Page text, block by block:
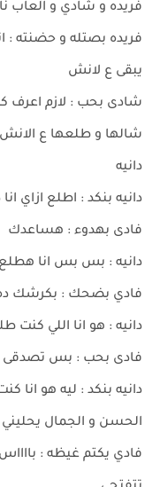
فريده و شادي و العاب
فريده بصتله و حضنته :
يبقى ع لانش
شادى بحب : لازم اعرف
شالها و طلعها ع الانش
دانيه
دانيه بنكد : اطلع ازاي
فادى بهدوء : هساعدك
دانيه : بس بس انا
فادي بضحك : بكرشك
دانيه : هو انا اللي كنت
فادى بحب : بس تصدقى
دانيه بنكد : ليه هو
الحسن و الجمال يحليني
فادي يكتم غيظه :